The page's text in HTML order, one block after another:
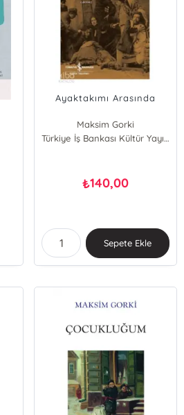
Ayaktakımı Arasında
Maksim Gorki
Türkiye İş Bankası Kültür Yayınları
₺140,00
Sepete Ekle